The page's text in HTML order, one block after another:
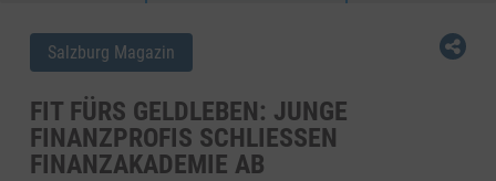
Salzburg Magazin
FIT FÜRS GELDLEBEN: JUNGE
FINANZPROFIS SCHLIESSEN F
INANZAKADEMIE AB